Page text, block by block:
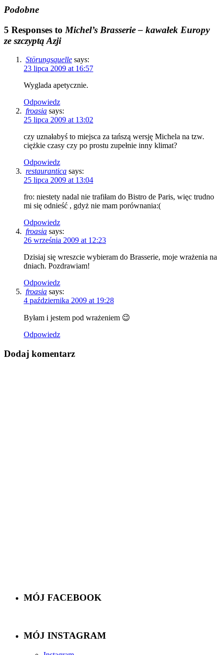
Podobne
5 Responses to Michel’s Brasserie – kawałek Europy
ze szczyptą Azji
Störungsquelle says:
23 lipca 2009 at 16:57
Wyglada apetycznie.
Odpowiedz
froasia says:
25 lipca 2009 at 13:02
czy uznałabyś to miejsca za tańszą wersję Michela na tzw.
ciężkie czasy czy po prostu zupełnie inny klimat?
Odpowiedz
restaurantica says:
25 lipca 2009 at 13:04
fro: niestety nadal nie trafiłam do Bistro de Paris, więc trudno
mi się odnieść , gdyż nie mam porównania:(
Odpowiedz
froasia says:
26 września 2009 at 12:23
Dzisiaj się wreszcie wybieram do Brasserie, moje wrażenia na
dniach. Pozdrawiam!
Odpowiedz
froasia says:
4 października 2009 at 19:28
Byłam i jestem pod wrażeniem 😉
Odpowiedz
Dodaj komentarz
MÓJ FACEBOOK
MÓJ INSTAGRAM